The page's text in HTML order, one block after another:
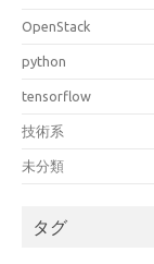
OpenStack
python
tensorflow
技術系
未分類
タグ